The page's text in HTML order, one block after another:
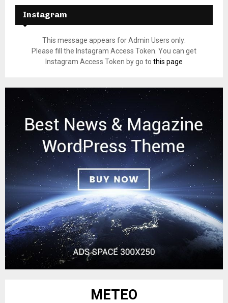
Instagram
This message appears for Admin Users only:
Please fill the Instagram Access Token. You can get
Instagram Access Token by go to this page
METEO